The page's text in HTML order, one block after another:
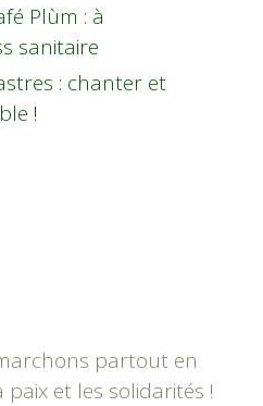
Plùm : à
sanitaire
: chanter et
!
partout en
et les solidarités !